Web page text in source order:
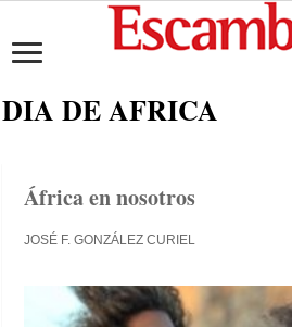
DIA DE AFRICA
África en nosotros
JOSÉ F. GONZÁLEZ CURIEL